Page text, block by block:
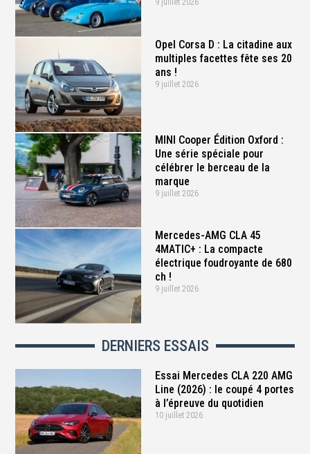
9 juillet 2026
Opel Corsa D : La citadine aux
multiples facettes fête ses 20
ans !
9 juillet 2026
MINI Cooper Édition Oxford :
Une série spéciale pour
célébrer le berceau de la
marque
9 juillet 2026
Mercedes-AMG CLA 45
4MATIC+ : La compacte
électrique foudroyante de 680
ch !
9 juillet 2026
DERNIERS ESSAIS
Essai Mercedes CLA 220 AMG
Line (2026) : le coupé 4 portes
à l’épreuve du quotidien
10 juillet 2026